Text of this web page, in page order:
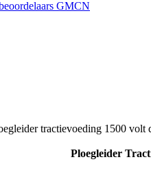
GMCN
tractievoeding 1500 volt
Ploegleider